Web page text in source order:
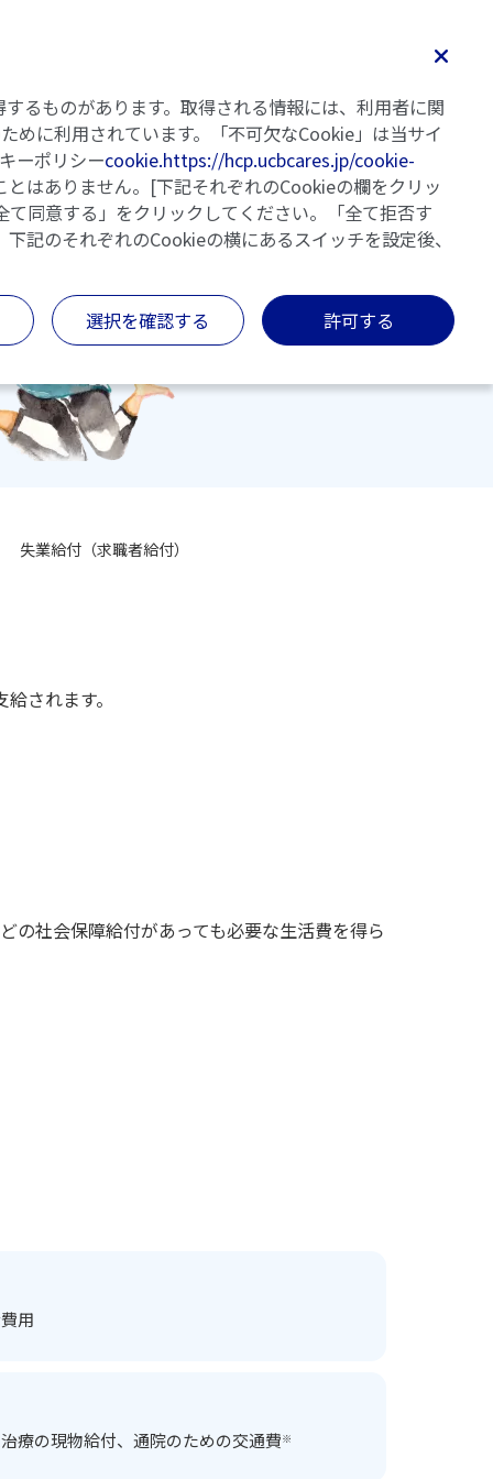
仲間とつながる
されている方へ
失業給付（求職者給付）
されます。
の社会保障給付があっても必要な生活費を得ら
用
療の現物給付、 通院のための交通費※
るものがあります。取得される情報には、利用者に関
めに利用されています。「不可欠なCookie」は当サイ
ーポリシーcookie.https://hcp.ucbcares.jp/cookie-
はありません。[下記それぞれのCookieの欄をクリッ
同意する」をクリックしてください。「全て拒否す
記のそれぞれのCookieの横にあるスイッチを設定後、
選択を確認する 許可する